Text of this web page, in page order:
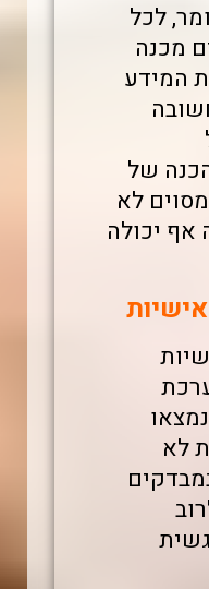
לכל
מכנה
המידע
של
לא
אף יכולה
לא